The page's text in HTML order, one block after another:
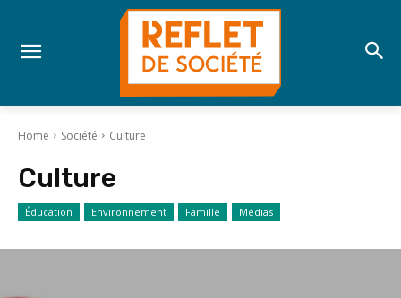
Home Société Culture
Culture
Éducation Environnement Famille Médias